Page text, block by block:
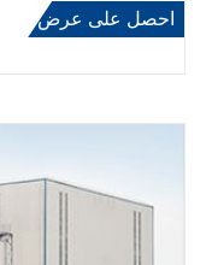
اعرف المزيد
احصل على عرض